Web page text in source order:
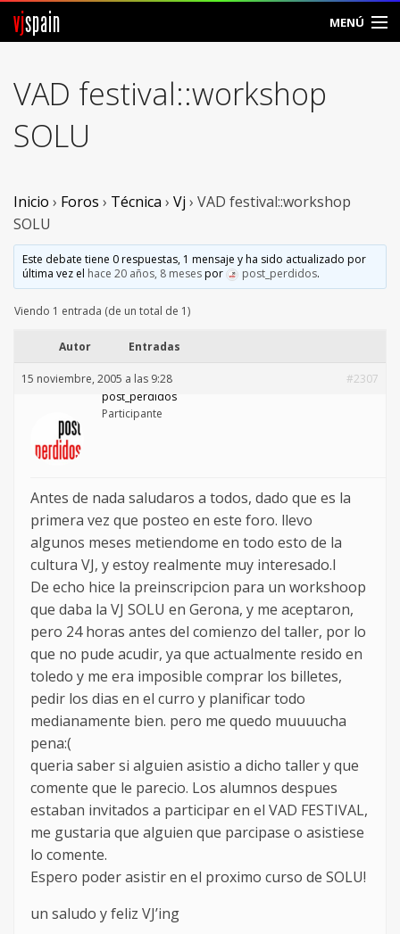
vjspain MENÚ
Foros
Noticias
Vjspain
Ayuda
Contacto
Entrar
VAD festival::workshop
SOLU
Inicio › Foros › Técnica › Vj › VAD festival::workshop
SOLU
Este debate tiene 0 respuestas, 1 mensaje y ha sido actualizado por
última vez el hace 20 años, 8 mesespor post_perdidos.
Viendo 1 entrada (de un total de 1)
Autor Entradas
15 noviembre, 2005 a las 9:28
#2307
post_perdidos
Participante
Antes de nada saludaros a todos, dado que es la
primera vez que posteo en este foro. llevo
algunos meses metiendome en todo esto de la
cultura VJ, y estoy realmente muy interesado.l
De echo hice la preinscripcion para un workshoop
que daba la VJ SOLU en Gerona, y me aceptaron,
pero 24 horas antes del comienzo del taller, por lo
que no pude acudir, ya que actualmente resido en
toledo y me era imposible comprar los billetes,
pedir los dias en el curro y planificar todo
medianamente bien. pero me quedo muuuucha
pena:(
queria saber si alguien asistio a dicho taller y que
comente que le parecio. Los alumnos despues
estaban invitados a participar en el VAD FESTIVAL,
me gustaria que alguien que parcipase o asistiese
lo comente.
Espero poder asistir en el proximo curso de SOLU!
un saludo y feliz VJ’ing